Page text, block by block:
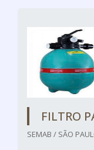
FILTRO
SEMAB / SÃO